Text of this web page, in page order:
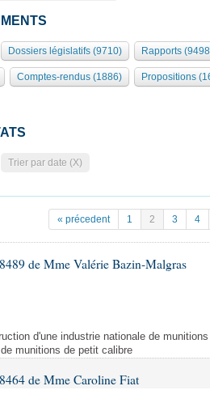
Dossiers législatifs (9710) Rapports
Comptes-rendus (1886) Propositions
Trier par date (X)
« précedent 1 2 3 4
de Mme Valérie Bazin-Malgras
d'une industrie nationale de
munitions de petit calibre
de Mme Caroline Fiat